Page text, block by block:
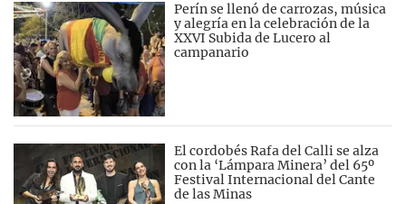
Perín se llenó de carrozas, música
y alegría en la celebración de la
XXVI Subida de Lucero al
campanario
El cordobés Rafa del Calli se alza
con la ‘Lámpara Minera’ del 65º
Festival Internacional del Cante
de las Minas